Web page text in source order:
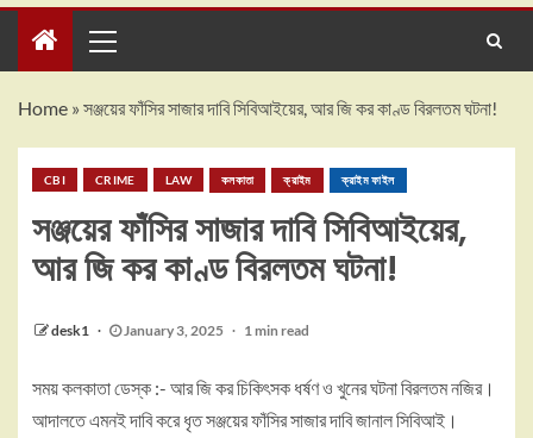
Home » সঞ্জয়ের ফাঁসির সাজার দাবি সিবিআইয়ের, আর জি কর কাণ্ড বিরলতম ঘটনা!
CBI CRIME LAW কলকাতা ক্রাইম ক্রাইম ফাইল
সঞ্জয়ের ফাঁসির সাজার দাবি সিবিআইয়ের,
আর জি কর কাণ্ড বিরলতম ঘটনা!
desk1 January 3, 2025 1 min read
সময় কলকাতা ডেস্ক :- আর জি কর চিকিৎসক ধর্ষণ ও খুনের ঘটনা বিরলতম নজির।
আদালতে এমনই দাবি করে ধৃত সঞ্জয়ের ফাঁসির সাজার দাবি জানাল সিবিআই।